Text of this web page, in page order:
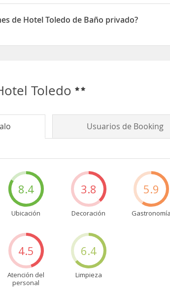
hotel encontrarás laCiudad Amurallada.
Av. San Martin # 6-40, Bocagrande
de Hotel Toledo de Baño privado?
Toledo
Usuarios de Booking
8.4
Ubicación
3.8
Decoración
5.9
Gastronomía
4.5
Atención del
personal
6.4
Limpieza